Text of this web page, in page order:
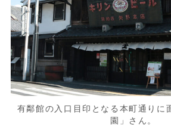
有鄰館の入口目印となる本町通りに
園」さん。